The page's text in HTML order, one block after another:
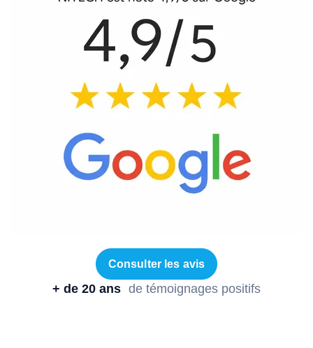
Consulter les avis
+ de 20 ans de témoignages positifs